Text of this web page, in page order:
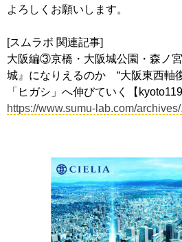
よろしくお願いします。
[スムラボ 関連記事]
大阪編③京橋・大阪城公園・森ノ
城』になりえるのか “大阪東西軸
「ヒガシ」へ伸びていく【
https://www.sumu-lab.com/archives/